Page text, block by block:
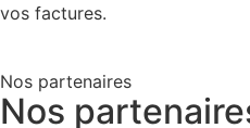
vos factures.
Nos partenaires
Nos